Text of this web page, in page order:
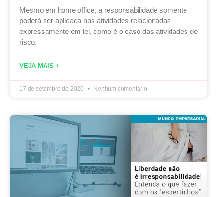
Mesmo em home office, a responsabilidade somente
poderá ser aplicada nas atividades relacionadas
expressamente em lei, como é o caso das atividades de
risco.
VEJA MAIS +
17 de setembro de 2020 Nenhum comentário